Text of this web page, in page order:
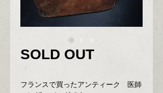
SOLD OUT
フランスで買ったアンティーク　医師